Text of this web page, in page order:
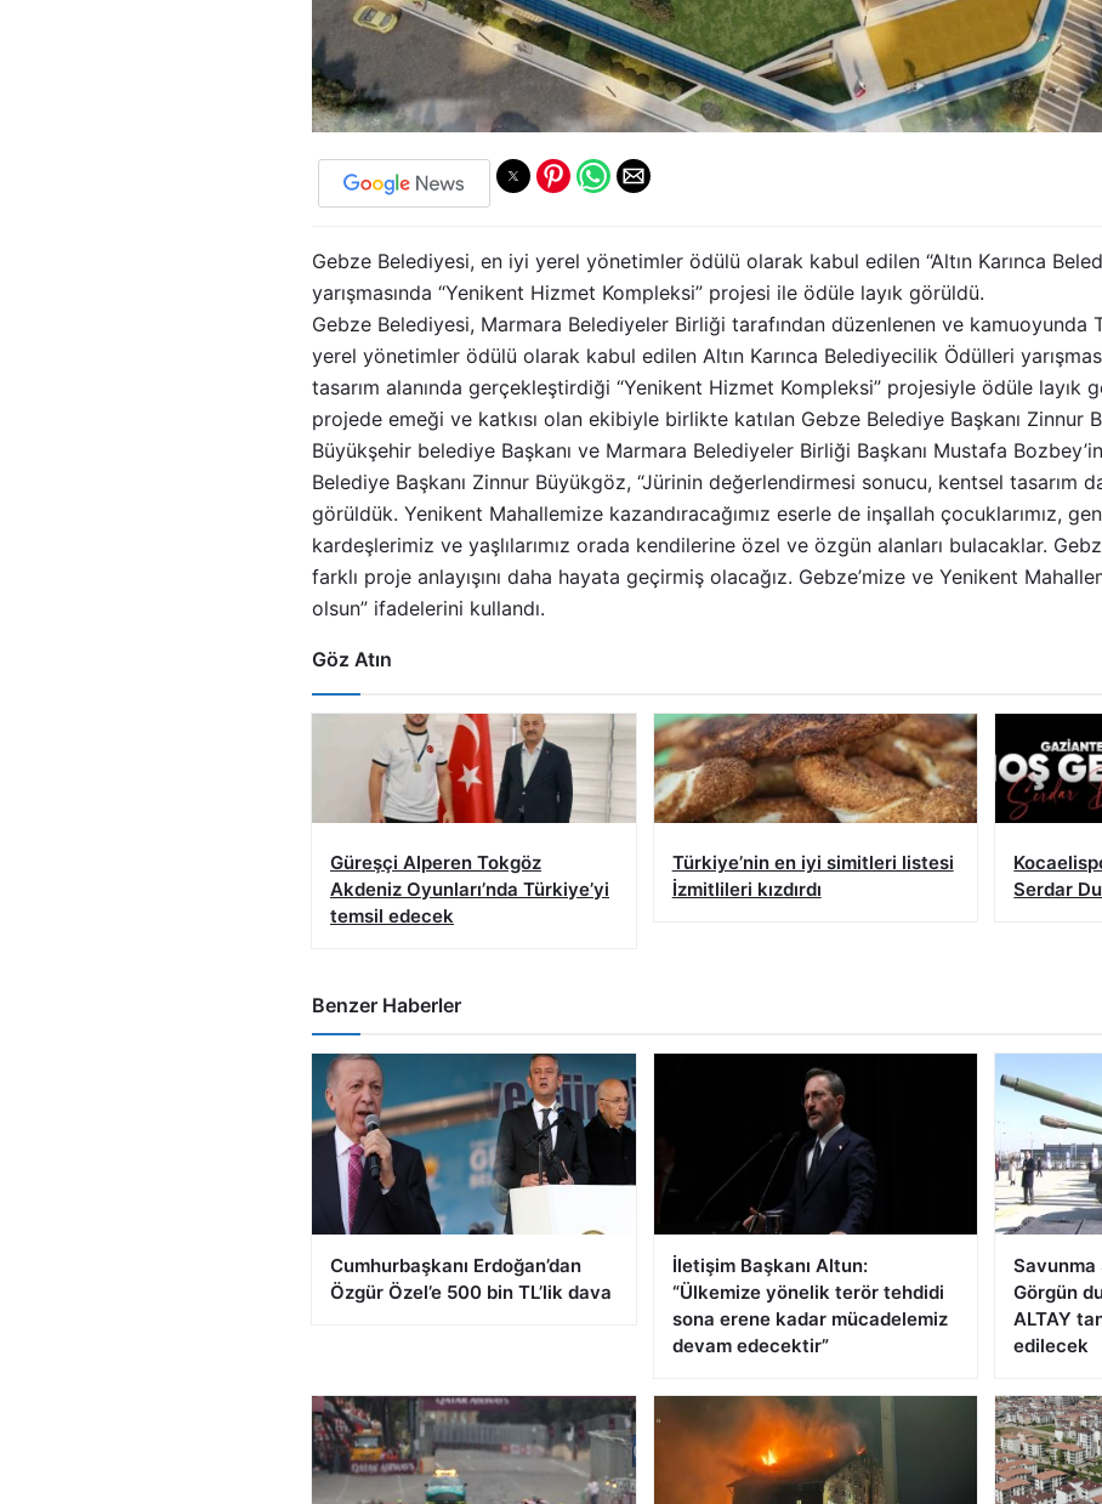
Gebze Belediyesi, en iyi yerel yönetimler ödülü olarak kabul edilen “Altın Karınca
yarışmasında “Yenikent Hizmet Kompleksi” projesi ile ödüle layık görüldü.
Gebze Belediyesi, Marmara Belediyeler Birliği tarafından düzenlenen ve kamuoyunda
yerel yönetimler ödülü olarak kabul edilen Altın Karınca Belediyecilik Ödülleri
tasarım alanında gerçekleştirdiği “Yenikent Hizmet Kompleksi” projesiyle ödüle layık
projede emeği ve katkısı olan ekibiyle birlikte katılan Gebze Belediye Başkanı Zinnur
Büyükşehir belediye Başkanı ve Marmara Belediyeler Birliği Başkanı Mustafa
Belediye Başkanı Zinnur Büyükgöz, “Jürinin değerlendirmesi sonucu, kentsel tasarım
görüldük. Yenikent Mahallemize kazandıracağımız eserle de inşallah çocuklarımız,
kardeşlerimiz ve yaşlılarımız orada kendilerine özel ve özgün alanları bulacaklar.
farklı proje anlayışını daha hayata geçirmiş olacağız. Gebze’mize ve Yenikent
olsun” ifadelerini kullandı.
Göz Atın
Güreşçi Alperen Tokgöz
Akdeniz Oyunları’nda Türkiye’yi
temsil edecek
Türkiye’nin en iyi simitleri listesi
İzmitlileri kızdırdı
Serdar
Benzer Haberler
Cumhurbaşkanı Erdoğan’dan
Özgür Özel’e 500 bin TL’lik dava
İletişim Başkanı Altun:
“Ülkemize yönelik terör tehdidi
sona erene kadar mücadelemiz
devam edecektir”
Savunma
Görgün
ALTAY
edilecek